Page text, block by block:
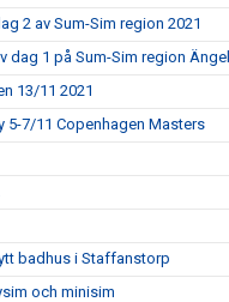
2 av Sum-Sim region 2021
dag 1 på Sum-Sim region
13/11 2021
5-7/11 Copenhagen Masters
badhus i Staffanstorp
och minisim